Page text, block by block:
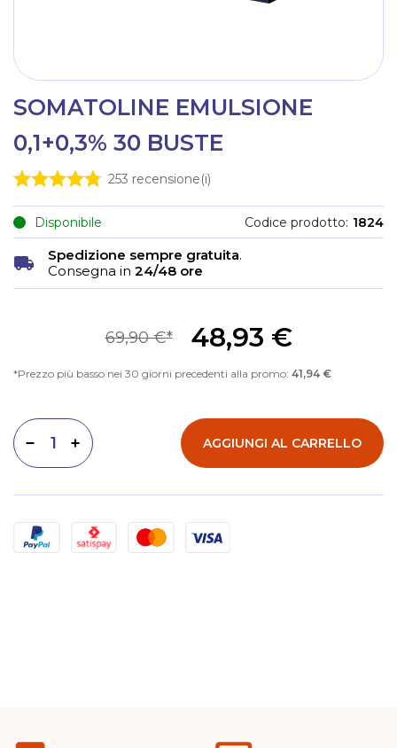
SOMATOLINE EMULSIONE
0,1+0,3% 30 BUSTE
253 recensione(i)
Disponibile Codice prodotto 1824
Spedizione sempre gratuita.
Consegna in 24/48 ore
48,93 €
69,90 €
Prezzo più basso nei 30 giorni precedenti alla promo: 41,94 €
Aumenta quantità
Diminuisci quantità AGGIUNGI AL CARRELLO
Metodi di pagamento